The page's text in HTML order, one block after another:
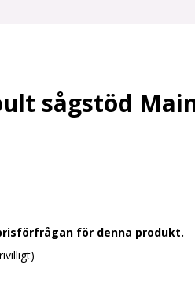
sågstöd
för denna produkt.